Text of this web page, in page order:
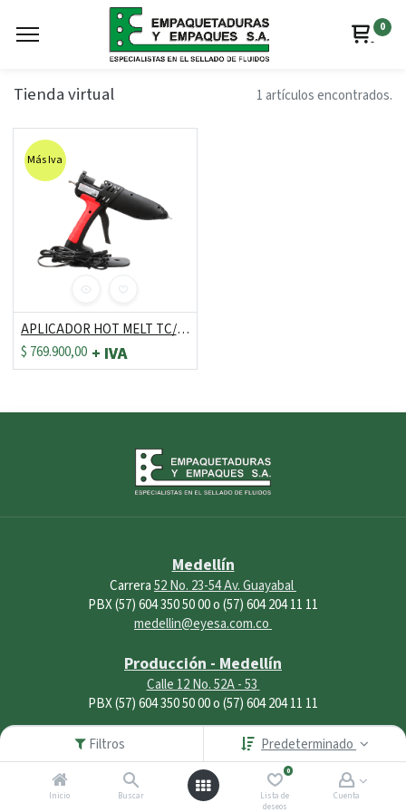
Filtros Predeterminado
Inicio Buscar
0
Lista de
deseos
Cuenta
0
Tienda virtual 1 artículos encontrados.
APLICADOR HOT MELT TC/TC-Q. 120V
$ 769.900,00
Más Iva
Medellín
Carrera52 No. 23-54 Av. Guayabal
PBX (57) 604 350 50 00 o (57) 604 204 11 11
medellin@eyesa.com.co
Producción - Medellín
Calle 12 No. 52A - 53
PBX (57) 604 350 50 00 o (57) 604 204 11 11
Transversal 95 bis A # 25 D-55
PBX (57) 601 446 50 00